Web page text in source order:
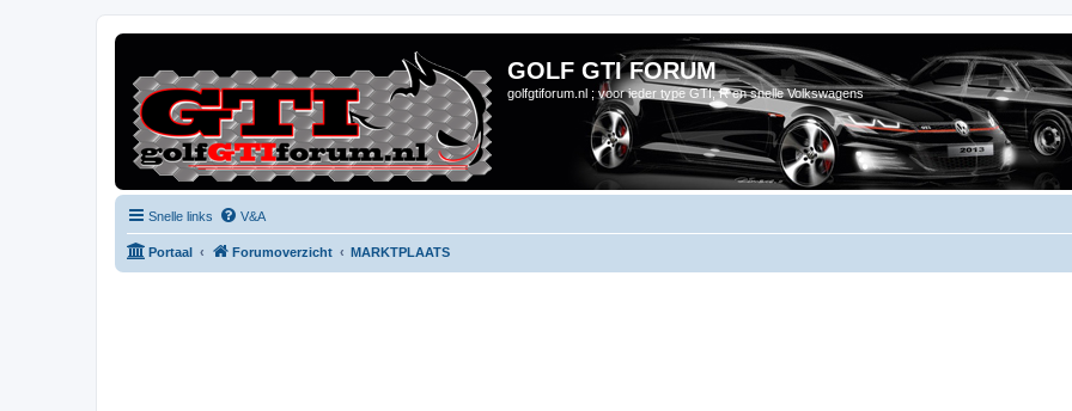
GOLF GTI FORUM
golfgtiforum.nl ; voor ieder type GTI, R en snelle Volkswagens
Snelle links V&A
Portaal Forumoverzicht MARKTPLAATS